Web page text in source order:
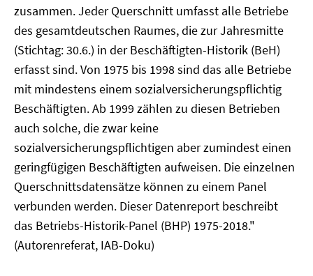
zusammen. Jeder Querschnitt umfasst alle Betriebe
des gesamtdeutschen Raumes, die zur Jahresmitte
(Stichtag: 30.6.) in der Beschäftigten-Historik (BeH)
erfasst sind. Von 1975 bis 1998 sind das alle Betriebe
mit mindestens einem sozialversicherungspflichtig
Beschäftigten. Ab 1999 zählen zu diesen Betrieben
auch solche, die zwar keine
sozialversicherungspflichtigen aber zumindest einen
geringfügigen Beschäftigten aufweisen. Die einzelnen
Querschnittsdatensätze können zu einem Panel
verbunden werden. Dieser Datenreport beschreibt
das Betriebs-Historik-Panel (BHP) 1975-2018."
(Autorenreferat, IAB-Doku)